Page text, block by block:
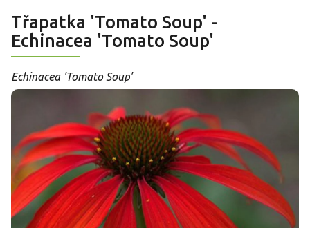
Třapatka 'Tomato Soup' -
Echinacea 'Tomato Soup'
Echinacea 'Tomato Soup'